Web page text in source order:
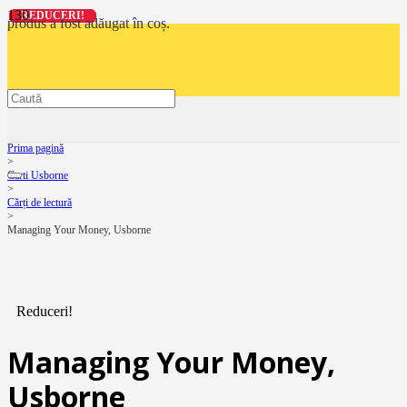
produsa fost adăugat în coș.
Prima pagină
>
Carti Usborne
>
Cărți de lectură
>
Managing Your Money, Usborne
Reduceri!
Managing Your Money,
Usborne
REDUCERI!
REDUCERI!
REDUCERI!
REDUCERI!